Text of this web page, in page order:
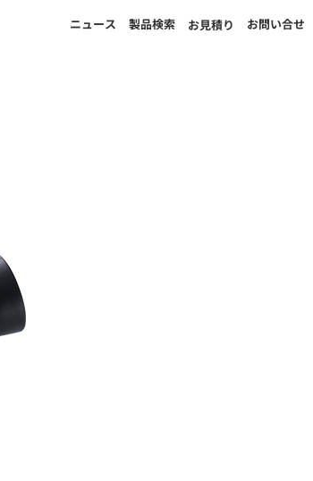
ニュース 製品検索 お見積り お問い合せ